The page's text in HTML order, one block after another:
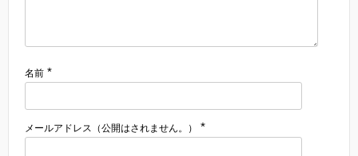
名前 *
メールアドレス（公開はされません。） *